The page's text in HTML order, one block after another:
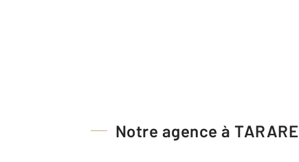
Notre agence à TARARE